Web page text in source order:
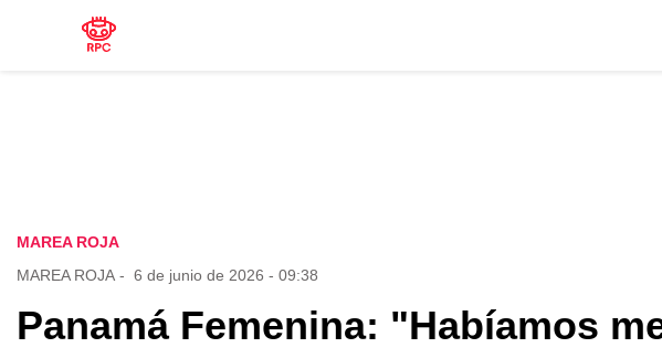
MAREA ROJA
MAREA ROJA - 6 de junio de 2026 - 09:38
Panamá Femenina: "Habíamos